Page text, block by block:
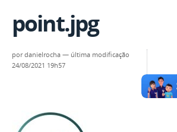
point.jpg
pordanielrocha — última modificação
24/08/2021 19h57